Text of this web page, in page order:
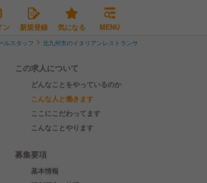
ン 新規登録 気になる MENU
ルスタッフ 北九州市のイタリアンレストランサービス・ホールスタッフ
この求人について
どんなことをやっているのか
こんな人と働きます
ここにこだわってます
こんなことやります
募集要項
基本情報